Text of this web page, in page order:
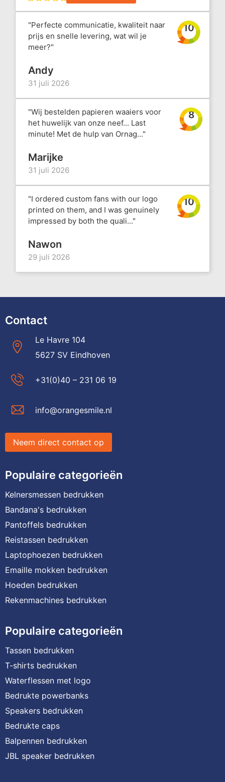
"Perfecte communicatie, kwaliteit naar
prijs en snelle levering, wat wil je
meer?"
10
Andy
31 juli 2026
"Wij bestelden papieren waaiers voor
het huwelijk van onze neef... Last
minute! Met de hulp van Ornag..."
8
Marijke
31 juli 2026
"I ordered custom fans with our logo
printed on them, and I was genuinely
impressed by both the quali..."
10
Nawon
29 juli 2026
Contact
Le Havre 104
5627 SV Eindhoven
+31(0)40 – 231 06 19
info@orangesmile.nl
Neem direct contact op
Populaire categorieën
Kelnersmessen bedrukken
Bandana's bedrukken
Pantoffels bedrukken
Reistassen bedrukken
Laptophoezen bedrukken
Emaille mokken bedrukken
Hoeden bedrukken
Rekenmachines bedrukken
Populaire categorieën
Tassen bedrukken
T-shirts bedrukken
Waterflessen met logo
Bedrukte powerbanks
Speakers bedrukken
Bedrukte caps
Balpennen bedrukken
JBL speaker bedrukken